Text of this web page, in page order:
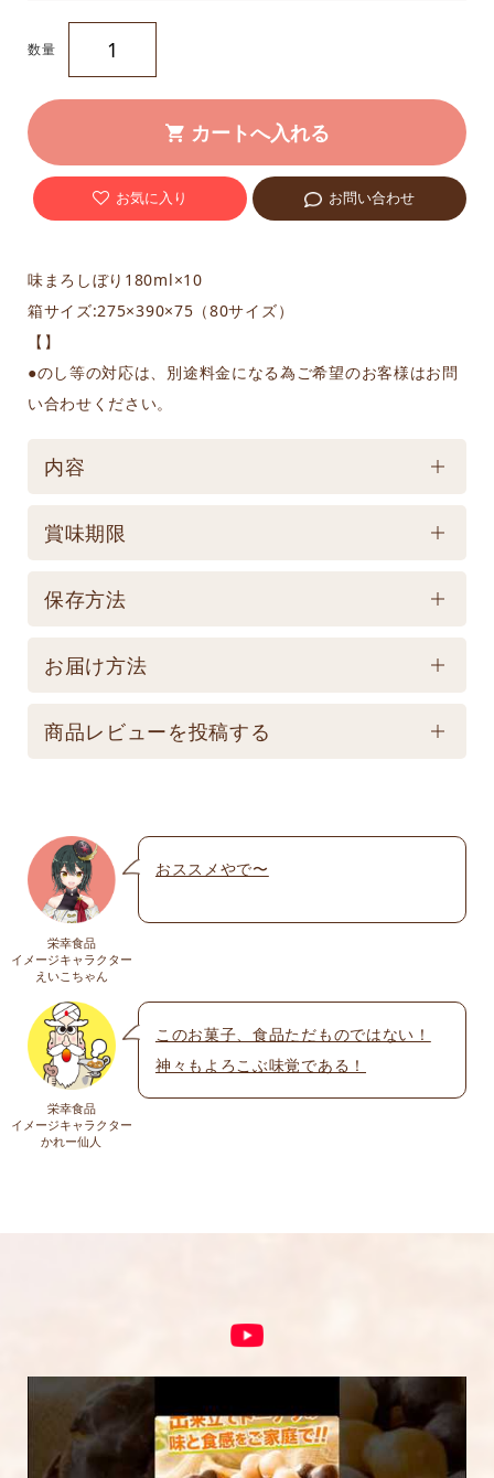
味まろしぼり180ml×10
箱サイズ:275×390×75（80サイズ）
【】
●のし等の対応は、別途料金になる為ご希望のお客様はお問
い合わせください。
数量
お気に入り お問い合わせ
内容
ケース／入数
賞味期限
賞味期限
お届け商品とは異なります。】
保存方法
保存方法
保存は避けてください。
お届け方法
配送方法
発送となります。 ☆画像はイメージとなり変更にな
る為現物を優先してください。 ※人気商品の為、急
遽完売になります。ご容赦下さい。
送料
商品レビューを投稿する
名前 ※
メール※
上に表示された文字を入力してください。
5段階評価をつけてください
★
★★
★★★
★★★★
★★★★★
栄幸食品
イメージキャラクター
えいこちゃん
おススメやで〜
栄幸食品
イメージキャラクター
かれー仙人
このお菓子、食品ただものではない！
神々もよろこぶ味覚である！